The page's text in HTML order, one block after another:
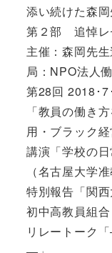
添い続けた森岡
第２部 追悼レ
主催：森岡先
局：NPO法人
第28回 2018･7
「教員の働き
用・ブラック
講演「学校の
（名古屋大学准
特別報告「関
初中高教員組
リレートーク